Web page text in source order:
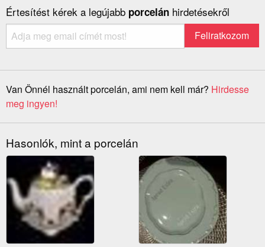
Értesítést kérek a legújabb porcelán hirdetésekről
Van Önnél használt porcelán, ami nem kell már? Hirdesse
meg ingyen!
Hasonlók, mint a porcelán